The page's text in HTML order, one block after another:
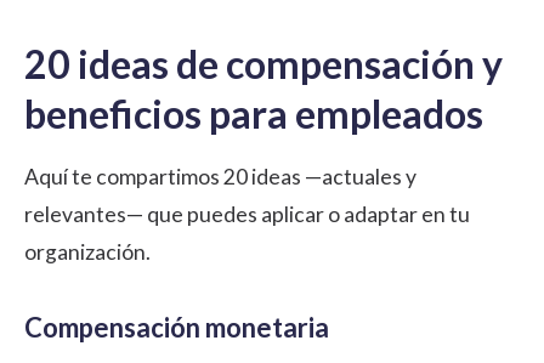
20 ideas de compensación y
beneficios para empleados
Aquí te compartimos 20 ideas —actuales y
relevantes— que puedes aplicar o adaptar en tu
organización.
Compensación monetaria